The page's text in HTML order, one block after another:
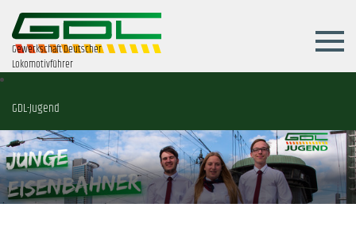
Gewerkschaft Deutscher
Lokomotivführer
GDL-Jugend